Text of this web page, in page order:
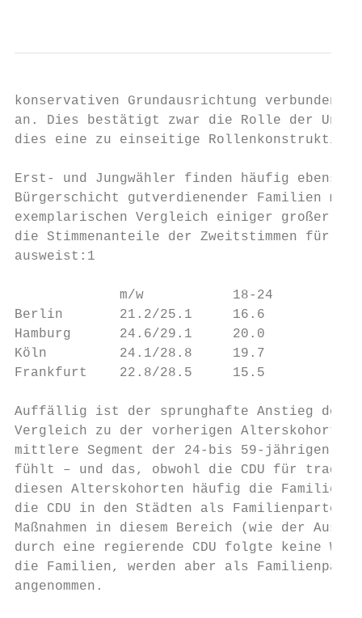
konservativen Grundausrichtung
an. Dies bestätigt zwar die Rolle der
dies eine zu einseitige Rollenkonstruktion.
Erst- und Jungwähler finden häufig
Bürgerschicht gutverdienender Familien
exemplarischen Vergleich einiger großer
die Stimmenanteile der Zweitstimmen für
ausweist:1
m/w           18-24
Berlin       21.2/25.1     16.6
Hamburg      24.6/29.1     20.0
Köln         24.1/28.8     19.7
Frankfurt    22.8/28.5     15.5
Auffällig ist der sprunghafte Anstieg des
Vergleich zu der vorherigen
mittlere Segment der 24-bis 59-jährigen
fühlt – und das, obwohl die CDU für
diesen Alterskohorten häufig die
die CDU in den Städten als Familienpartei
Maßnahmen in diesem Bereich (wie der
durch eine regierende CDU folgte keine
die Familien, werden aber als Familienpartei
angenommen.